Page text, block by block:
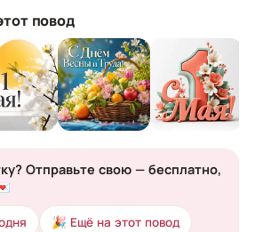
повод
Отправьте свою — бесплатно,
🎉 Ещё на этот повод